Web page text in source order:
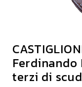
Ferdinando
terzi di